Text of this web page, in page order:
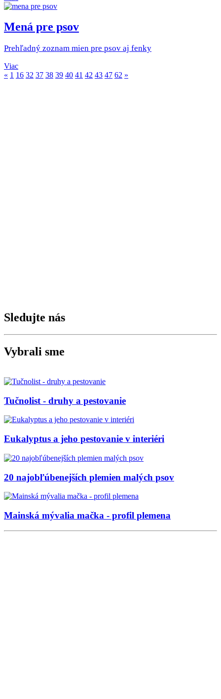
Mená pre psov
Prehľadný zoznam mien pre psov aj fenky
Viac
« 1 16 32 37 38 39 40 41 42 43 47 62 »
Sledujte nás
Vybrali sme
Tučnolist - druhy a pestovanie
Eukalyptus a jeho pestovanie v interiéri
20 najobľúbenejších plemien malých psov
Mainská mývalia mačka - profil plemena